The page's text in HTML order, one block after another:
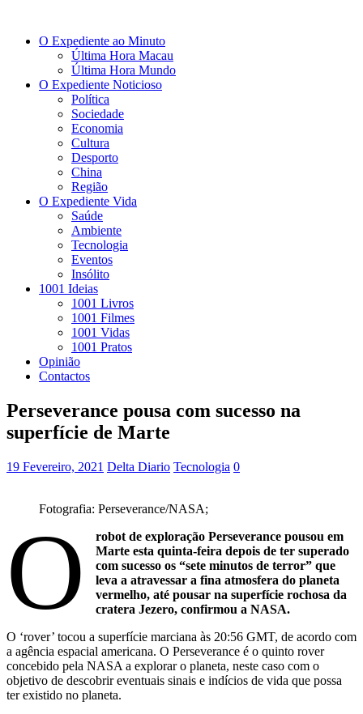
O Expediente ao Minuto
Última Hora Macau
Última Hora Mundo
O Expediente Noticioso
Política
Sociedade
Economia
Cultura
Desporto
China
Região
O Expediente Vida
Saúde
Ambiente
Tecnologia
Eventos
Insólito
1001 Ideias
1001 Livros
1001 Filmes
1001 Vidas
1001 Pratos
Opinião
Contactos
Perseverance pousa com sucesso na
superfície de Marte
19 Fevereiro, 2021 Delta Diario Tecnologia 0
Fotografia: Perseverance/NASA;
O
robot de exploração Perseverance pousou em
Marte esta quinta-feira depois de ter superado
com sucesso os “sete minutos de terror” que
leva a atravessar a fina atmosfera do planeta
vermelho, até pousar na superfície rochosa da
cratera Jezero, confirmou a NASA.
O ‘rover’ tocou a superfície marciana às 20:56 GMT, de acordo com
a agência espacial americana. O Perseverance é o quinto rover
concebido pela NASA a explorar o planeta, neste caso com o
objetivo de descobrir eventuais sinais e indícios de vida que possa
ter existido no planeta.